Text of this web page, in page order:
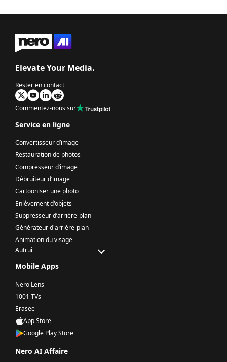
Elevate Your Media.
Rester en contact
Commentez-nous sur
Service en ligne
Convertisseur d’image
Restauration de photos
Compresseur d’image
Débruiteur d’image
Cartooniser une photo
Enlèvement d'objets
Suppresseur d’arrière-plan
Générateur d'arrière-plan
Animation du visage
Autrui
Mobile Apps
Nero Lens
1001 TVs
Erasee
App Store
Google Play Store
Nero AI Affaire